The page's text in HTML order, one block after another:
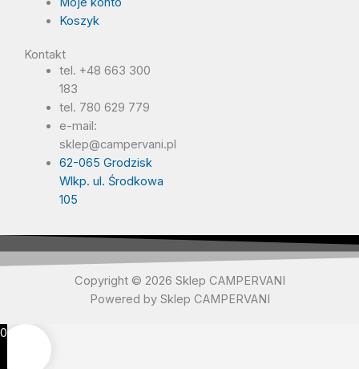
Koszyk
Kontakt
tel. +48 663 300
183
tel. 780 629 779
e-mail:
sklep@campervani.pl
62-065 Grodzisk
Wlkp. ul. Środkowa
105
Copyright © 2026 Sklep CAMPERVANI
Powered by Sklep CAMPERVANI
0